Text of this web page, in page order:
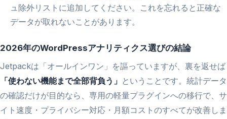
ュ除外リストに追加してください。これを忘れると正確な
データが取れないことがあります。
2026年のWordPressアナリティクス選びの結論
Jetpackは「オールインワン」を謳っていますが、裏を返せば
「使わない機能まで全部背負う」 ということです。統計データ
の確認だけが目的なら、専用の軽量プラグインへの移行で、サ
イト速度・プライバシー対応・月額コストのすべてが改善しま